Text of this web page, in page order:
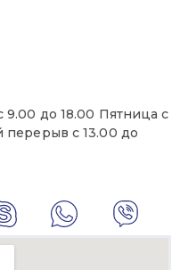
9.00 до 18.00 Пятница с
с 13.00 до